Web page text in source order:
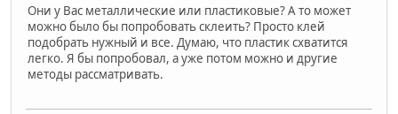
Они у Вас металлические или пластиковые? А то может
можно было бы попробовать склеить? Просто клей
подобрать нужный и все. Думаю, что пластик схватится
легко. Я бы попробовал, а уже потом можно и другие
методы рассматривать.